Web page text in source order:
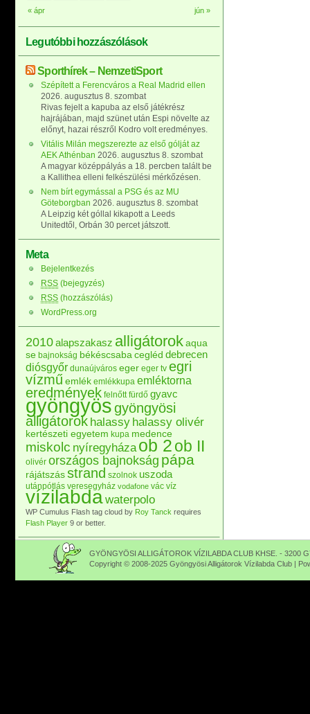
« ápr jún »
Legutóbbi hozzászólások
Sporthírek – NemzetiSport
Szépített a Ferencváros a Real Madrid ellen
2026. augusztus 8. szombat
Rivas fejelt a kapuba az első játékrész
hajrájában, majd szünet után Espi növelte az
előnyt, hazai részről Kodro volt eredményes.
Vitális Milán megszerezte az első gólját az
AEK Athénban 2026. augusztus 8. szombat
A magyar középpályás a 18. percben talált be
a Kallithea elleni felkészülési mérkőzésen.
Nem bírt egymással a PSG és az MU
Göteborgban 2026. augusztus 8. szombat
A Leipzig két góllal kikapott a Leeds
Unitedtől, Orbán 30 percet játszott.
Meta
Bejelentkezés
RSS (bejegyzés)
RSS (hozzászólás)
WordPress.org
2010alapszakasz alligátorokaqua
se bajnokság békéscsaba cegléd debrecen
diósgyőr dunaújváros eger eger tv egri
vízműemlék emlékkupa emléktorna
eredmények felnőtt fürdő gyavc
gyöngyösgyöngyösi
alligátorok halassy halassy olivér
kertészeti egyetem kupa medence
miskolc nyíregyháza ob 2ob II
olivér országos bajnokság pápa
rájátszás strand szolnok uszoda
utánpótlás veresegyház vodafone vác víz
vízilabdawaterpolo
WP Cumulus Flash tag cloud by Roy Tanck requires
Flash Player 9 or better.
GYÖNGYÖSI ALLIGÁTOROK VÍZILABDA CLUB KHSE. - 3200
Copyright © 2008-2025 Gyöngyösi Alligátorok Vízilabda Club |